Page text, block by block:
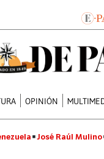
OPINIÓN
José Raúl Mulino